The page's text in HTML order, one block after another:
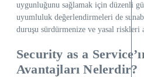
uygunluğunu sağlamak için düzenli
uyumluluk değerlendirmeleri de
duruşu sürdürmenize ve yasal riskleri
Security as a
Avantajları Nelerdir?